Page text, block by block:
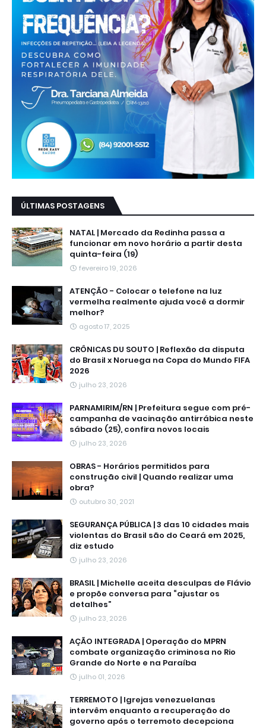
ÚLTIMAS POSTAGENS
NATAL | Mercado da Redinha passa a
funcionar em novo horário a partir desta
quinta-feira (19)
fevereiro 19, 2026
ATENÇÃO - Colocar o telefone na luz
vermelha realmente ajuda você a dormir
melhor?
agosto 17, 2025
CRÔNICAS DU SOUTO | Reflexão da disputa
do Brasil x Noruega na Copa do Mundo FIFA
2026
julho 23, 2026
PARNAMIRIM/RN | Prefeitura segue com pré-
campanha de vacinação antirrábica neste
sábado (25), confira novos locais
julho 23, 2026
OBRAS - Horários permitidos para
construção civil | Quando realizar uma
obra?
outubro 30, 2021
SEGURANÇA PÚBLICA | 3 das 10 cidades mais
violentas do Brasil são do Ceará em 2025,
diz estudo
julho 23, 2026
BRASIL | Michelle aceita desculpas de Flávio
e propõe conversa para “ajustar os
detalhes”
julho 23, 2026
AÇÃO INTEGRADA | Operação do MPRN
combate organização criminosa no Rio
Grande do Norte e na Paraíba
julho 01, 2026
TERREMOTO | Igrejas venezuelanas
intervêm enquanto a recuperação do
governo após o terremoto decepciona